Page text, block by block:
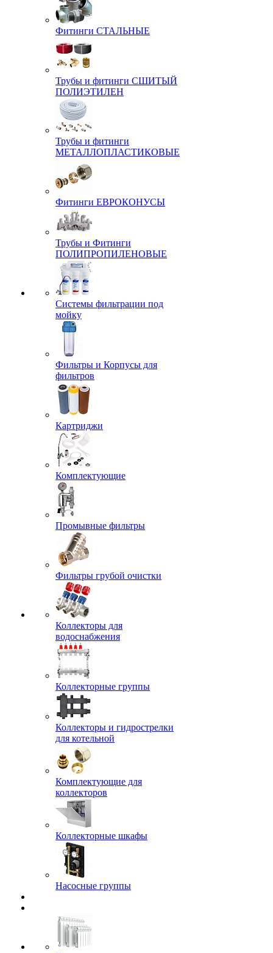
Фитинги СТАЛЬНЫЕ
Трубы и фитинги СШИТЫЙ
ПОЛИЭТИЛЕН
Трубы и фитинги
МЕТАЛЛОПЛАСТИКОВЫЕ
Фитинги ЕВРОКОНУСЫ
Трубы и Фитинги
ПОЛИПРОПИЛЕНОВЫЕ
Системы фильтрации под
мойку
Фильтры и Корпусы для
фильтров
Картриджи
Комплектующие
Промывные фильтры
Фильтры грубой очистки
Коллекторы для
водоснабжения
Коллекторные группы
Коллекторы и гидрострелки
для котельной
Комплектующие для
коллекторов
Коллекторные шкафы
Насосные группы